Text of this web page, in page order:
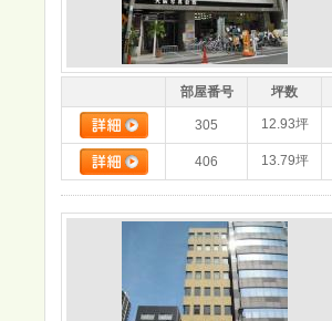
部屋番号 坪数
305 12.93坪
406 13.79坪